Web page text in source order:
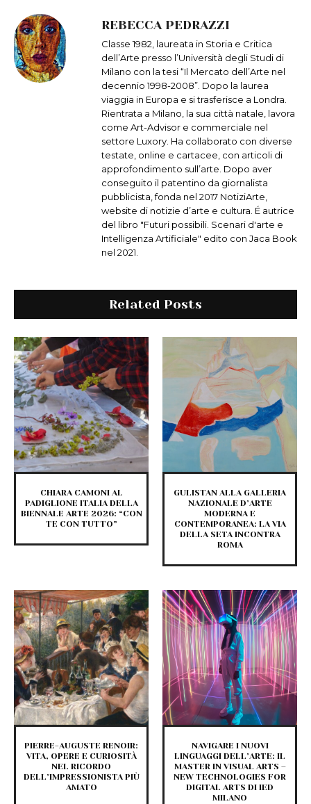
REBECCA PEDRAZZI
Classe 1982, laureata in Storia e Critica
dell’Arte presso l’Università degli Studi di
Milano con la tesi “Il Mercato dell’Arte nel
decennio 1998-2008”. Dopo la laurea
viaggia in Europa e si trasferisce a Londra.
Rientrata a Milano, la sua città natale, lavora
come Art-Advisor e commerciale nel
settore Luxory. Ha collaborato con diverse
testate, online e cartacee, con articoli di
approfondimento sull’arte. Dopo aver
conseguito il patentino da giornalista
pubblicista, fonda nel 2017 NotiziArte,
website di notizie d’arte e cultura. É autrice
del libro "Futuri possibili. Scenari d'arte e
Intelligenza Artificiale" edito con Jaca Book
nel 2021.
Related Posts
CHIARA CAMONI AL
PADIGLIONE ITALIA DELLA
BIENNALE ARTE 2026: “CON
TE CON TUTTO”
GULISTAN ALLA GALLERIA
NAZIONALE D’ARTE
MODERNA E
CONTEMPORANEA: LA VIA
DELLA SETA INCONTRA
ROMA
PIERRE-AUGUSTE RENOIR:
VITA, OPERE E CURIOSITÀ
NEL RICORDO
DELL’IMPRESSIONISTA PIÙ
AMATO
NAVIGARE I NUOVI
LINGUAGGI DELL’ARTE: IL
MASTER IN VISUAL ARTS –
NEW TECHNOLOGIES FOR
DIGITAL ARTS DI IED
MILANO